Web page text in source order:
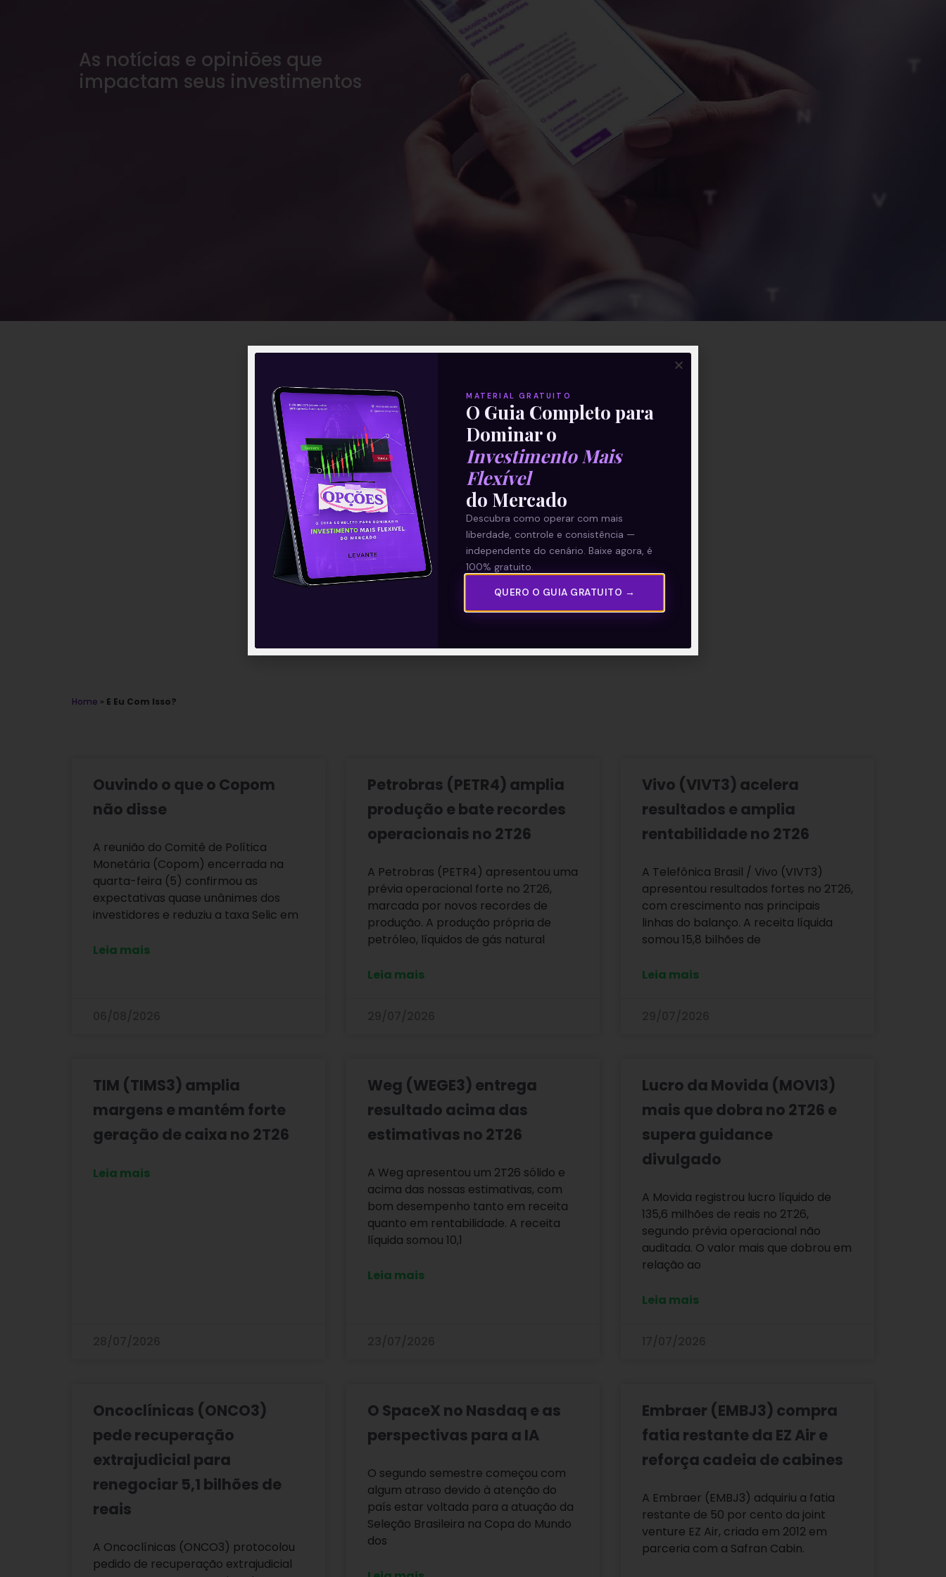
As notícias e opiniões que
impactam seus investimentos
Home » E Eu Com Isso?
Ouvindo o que o Copom
não disse
A reunião do Comitê de Política
Monetária (Copom) encerrada na
quarta-feira (5) confirmou as
expectativas quase unânimes dos
investidores e reduziu a taxa Selic em
Leia mais
Petrobras (PETR4) amplia
produção e bate recordes
operacionais no 2T26
A Petrobras (PETR4) apresentou uma
prévia operacional forte no 2T26,
marcada por novos recordes de
produção. A produção própria de
petróleo, líquidos de gás natural
Leia mais
Vivo (VIVT3) acelera
resultados e amplia
rentabilidade no 2T26
A Telefônica Brasil / Vivo (VIVT3)
apresentou resultados fortes no 2T26,
com crescimento nas principais
linhas do balanço. A receita líquida
somou 15,8 bilhões de
Leia mais
TIM (TIMS3) amplia
margens e mantém forte
geração de caixa no 2T26
Leia mais
Weg (WEGE3) entrega
resultado acima das
estimativas no 2T26
A Weg apresentou um 2T26 sólido e
acima das nossas estimativas, com
bom desempenho tanto em receita
quanto em rentabilidade. A receita
líquida somou 10,1
Leia mais
Lucro da Movida (MOVI3)
mais que dobra no 2T26 e
supera guidance
divulgado
A Movida registrou lucro líquido de
135,6 milhões de reais no 2T26,
segundo prévia operacional não
auditada. O valor mais que dobrou em
relação ao
Leia mais
Oncoclínicas (ONCO3)
pede recuperação
extrajudicial para
renegociar 5,1 bilhões de
reais
A Oncoclínicas (ONCO3) protocolou
pedido de recuperação extrajudicial
O SpaceX no Nasdaq e as
perspectivas para a IA
O segundo semestre começou com
algum atraso devido à atenção do
país estar voltada para a atuação da
Seleção Brasileira na Copa do Mundo
dos
Embraer (EMBJ3) compra
fatia restante da EZ Air e
reforça cadeia de cabines
A Embraer (EMBJ3) adquiriu a fatia
restante de 50 por cento da joint
venture EZ Air, criada em 2012 em
parceria com a Safran Cabin.
MATERIAL GRATUITO
O Guia Completo para
Dominar o
Investimento Mais
Flexível
do Mercado
Descubra como operar com mais
liberdade, controle e consistência —
independente do cenário. Baixe agora, é
100% gratuito.
QUERO O GUIA GRATUITO →